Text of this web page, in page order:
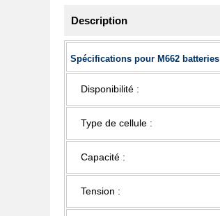
Description
Spécifications pour M662 batteries
Disponibilité :
Type de cellule :
Capacité :
Tension :